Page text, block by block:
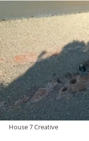
House 7 Creative